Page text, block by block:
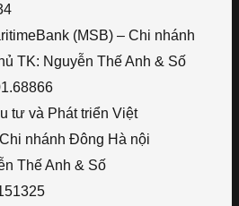
(MSB) – Chi nhánh
TK: Nguyễn Thế Anh & Số
tư và Phát triển Việt
nhánh Đông Hà nội
Thế Anh & Số